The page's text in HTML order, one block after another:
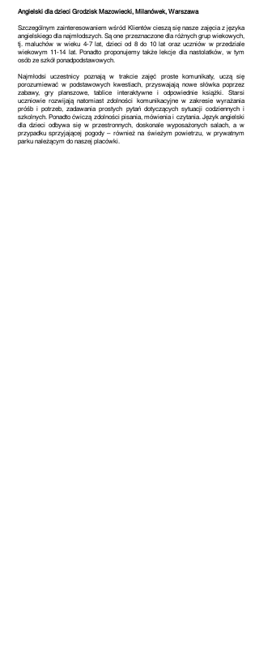
Angielski dla dzieci Grodzisk Mazowiecki, Milanówek, Warszawa
Szczególnym zainteresowaniem wśród Klientów cieszą się nasze zajęcia z języka
angielskiego dla najmłodszych. Są one przeznaczone dla różnych grup wiekowych,
tj. maluchów w wieku 4-7 lat, dzieci od 8 do 10 lat oraz uczniów w przedziale
wiekowym 11-14 lat. Ponadto proponujemy także lekcje dla nastolatków, w tym
osób ze szkół ponadpodstawowych.
Najmłodsi uczestnicy poznają w trakcie zajęć proste komunikaty, uczą się
porozumiewać w podstawowych kwestiach, przyswajają nowe słówka poprzez
zabawy, gry planszowe, tablice interaktywne i odpowiednie książki. Starsi
uczniowie rozwijają natomiast zdolności komunikacyjne w zakresie wyrażania
próśb i potrzeb, zadawania prostych pytań dotyczących sytuacji codziennych i
szkolnych. Ponadto ćwiczą zdolności pisania, mówienia i czytania. Język angielski
dla dzieci odbywa się w przestronnych, doskonale wyposażonych salach, a w
przypadku sprzyjającej pogody – również na świeżym powietrzu, w prywatnym
parku należącym do naszej placówki.